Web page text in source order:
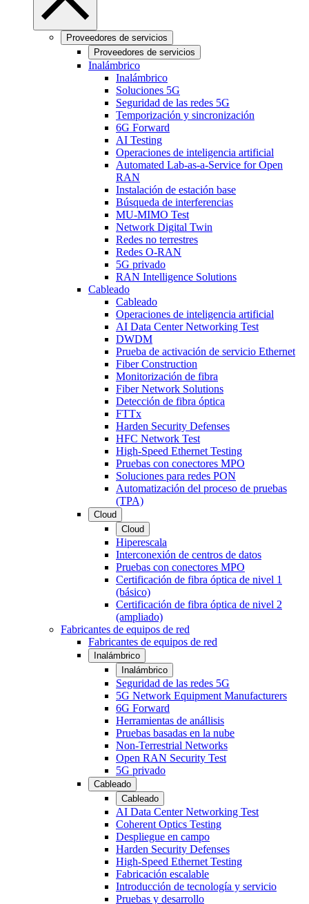
Proveedores de servicios
Proveedores de servicios
Inalámbrico
Inalámbrico
Soluciones 5G
Seguridad de las redes 5G
Temporización y sincronización
6G Forward
AI Testing
Operaciones de inteligencia artificial
Automated Lab-as-a-Service for Open
RAN
Instalación de estación base
Búsqueda de interferencias
MU-MIMO Test
Network Digital Twin
Redes no terrestres
Redes O-RAN
5G privado
RAN Intelligence Solutions
Cableado
Cableado
Operaciones de inteligencia artificial
AI Data Center Networking Test
DWDM
Prueba de activación de servicio Ethernet
Fiber Construction
Monitorización de fibra
Fiber Network Solutions
Detección de fibra óptica
FTTx
Harden Security Defenses
HFC Network Test
High-Speed Ethernet Testing
Pruebas con conectores MPO
Soluciones para redes PON
Automatización del proceso de pruebas
(TPA)
Cloud
Cloud
Hiperescala
Interconexión de centros de datos
Pruebas con conectores MPO
Certificación de fibra óptica de nivel 1
(básico)
Certificación de fibra óptica de nivel 2
(ampliado)
Fabricantes de equipos de red
Fabricantes de equipos de red
Inalámbrico
Inalámbrico
Seguridad de las redes 5G
5G Network Equipment Manufacturers
6G Forward
Herramientas de anállisis
Pruebas basadas en la nube
Non-Terrestrial Networks
Open RAN Security Test
5G privado
Cableado
Cableado
AI Data Center Networking Test
Coherent Optics Testing
Despliegue en campo
Harden Security Defenses
High-Speed Ethernet Testing
Fabricación escalable
Introducción de tecnología y servicio
Pruebas y desarrollo